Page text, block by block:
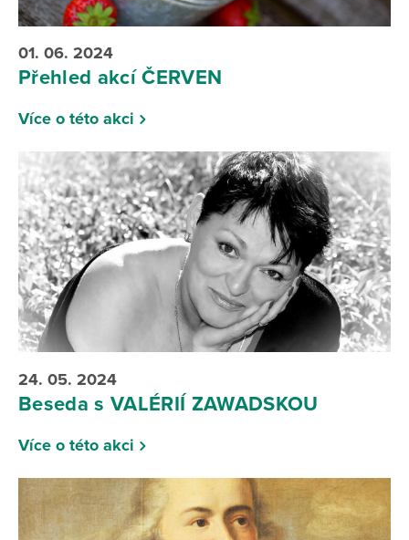
01. 06. 2024
Přehled akcí ČERVEN
Více o této akci
24. 05. 2024
Beseda s VALÉRIÍ ZAWADSKOU
Více o této akci